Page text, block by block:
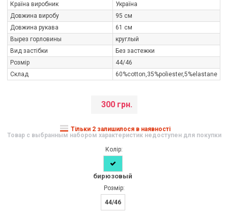
Країна виробник
Україна
Довжина виробу
95 см
Довжина рукава
61 см
Вырез горловины
круглый
Вид застібки
Без застежки
Розмір
44/46
Склад
60%cotton,35%poliester,5%elastane
300 грн.
Тільки 2 залишилося в наявності
Товар с выбранным набором характеристик недоступен для покупки
Колір:
бирюзовый
Розмір:
44/46